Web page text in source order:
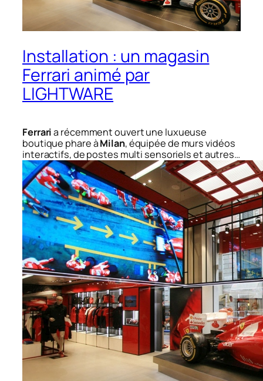
Installation : un magasin
Ferrari animé par
LIGHTWARE
Ferraria récemment ouvert une luxueuse
boutique phare àMilan, équipée de murs vidéos
interactifs, de postes multi sensoriels et autres…